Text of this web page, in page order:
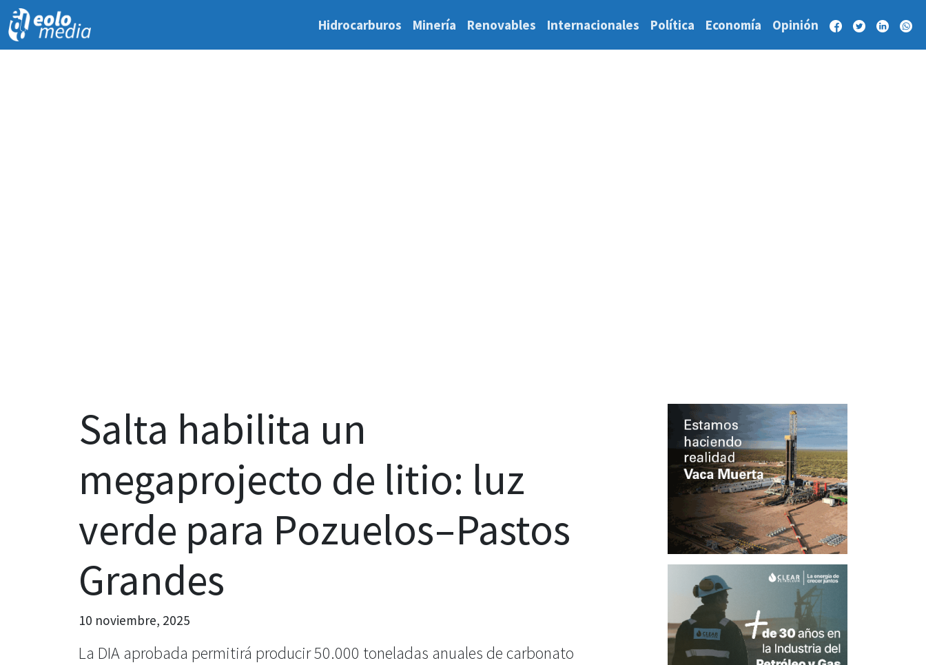
Hidrocarburos Minería Renovables Internacionales Política Economía Opinión
Salta habilita un
megaprojecto de litio: luz
verde para Pozuelos–Pastos
Grandes
10 noviembre, 2025
La DIA aprobada permitirá producir 50.000 toneladas anuales de carbonato